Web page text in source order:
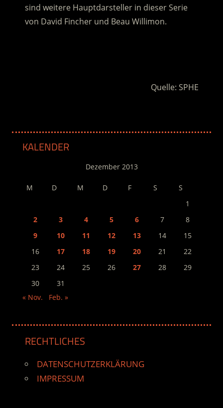
sind weitere Hauptdarsteller in dieser Serie
von David Fincher und Beau Willimon.
Quelle: SPHE
KALENDER
Dezember 2013
M D M D F S
S
1
2
3 4 5 6 7
8
9
10 11 12 13 14
15
16
17 18 19 20 21
22
23
24 25 26 27 28
29
30
31
« Nov.
Feb. »
RECHTLICHES
DATENSCHUTZERKLÄRUNG
IMPRESSUM